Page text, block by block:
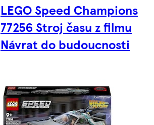
LEGO Speed Champions
77256 Stroj času z filmu
Návrat do budoucnosti